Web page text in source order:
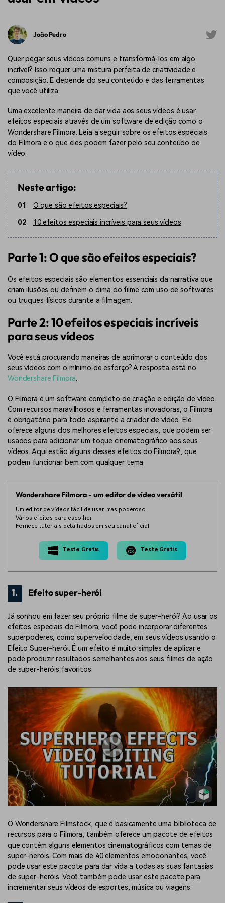
João Pedro
Quer pegar seus vídeos comuns e transformá-los em algo
incrível? Isso requer uma mistura perfeita de criatividade e
composição. E depende do seu conteúdo e das ferramentas
que você utiliza.
Uma excelente maneira de dar vida aos seus vídeos é usar
efeitos especiais através de um software de edição como o
Wondershare Filmora. Leia a seguir sobre os efeitos especiais
do Filmora e o que eles podem fazer pelo seu conteúdo de
vídeo.
Neste artigo:
01
O que são efeitos especiais?
02
10 efeitos especiais incríveis para seus vídeos
Parte 1: O que são efeitos especiais?
Os efeitos especiais são elementos essenciais da narrativa que
criam ilusões ou definem o clima do filme com uso de softwares
ou truques físicos durante a filmagem.
Parte 2: 10 efeitos especiais incríveis
para seus vídeos
Você está procurando maneiras de aprimorar o conteúdo dos
seus vídeos com o mínimo de esforço? A resposta está no
Wondershare Filmora.
O Filmora é um software completo de criação e edição de vídeo.
Com recursos maravilhosos e ferramentas inovadoras, o Filmora
é obrigatório para todo aspirante a criador de vídeo. Ele
oferece alguns dos melhores efeitos especiais, que podem ser
usados para adicionar um toque cinematográfico aos seus
vídeos. Aqui estão alguns desses efeitos do Filmora9, que
podem funcionar bem com qualquer tema.
Wondershare Filmora - um editor de vídeo versátil
Um editor de vídeos fácil de usar, mas poderoso
Vários efeitos para escolher
Fornece tutoriais detalhados em seu canal oficial
Teste Grátis Teste Grátis
1. Efeito super-herói
Já sonhou em fazer seu próprio filme de super-herói? Ao usar os
efeitos especiais do Filmora, você pode incorporar diferentes
superpoderes, como supervelocidade, em seus vídeos usando o
Efeito Super-herói. É um efeito é muito simples de aplicar e
pode produzir resultados semelhantes aos seus filmes de ação
de super-heróis favoritos.
O Wondershare Filmstock, que é basicamente uma biblioteca de
recursos para o Filmora, também oferece um pacote de efeitos
que contém alguns elementos cinematográficos com temas de
super-heróis. Com mais de 40 elementos emocionantes, você
pode usar este pacote para dar vida a todas as suas fantasias
de super-heróis. Você também pode usar este pacote para
incrementar seus vídeos de esportes, música ou viagens.